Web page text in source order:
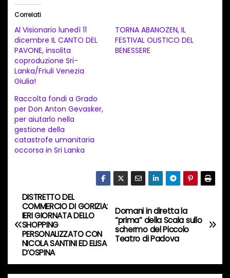
a
m
e
n
t
o
i
n
c
s
o
…
Correlati
Al Visionario lunedì 11
dicembre IL CANTO DEL
PAVONE, insolita
coproduzione Sri-
Lanka/Friuli Venezia
Giulia!
TORNA ABANOZEN, IL
FESTIVAL OLISTICO DEL
BENESSERE
Raccolta fondi a Grado
per Don Anton Gevasker,
per aiutarlo nella
gestione della
catastrofe umanitaria
occorsa in Sri Lanka
N
a
v
i
Domani in diretta la
“prima” della Scala sullo
schermo del Piccolo
Teatro di Padova
DISTRETTO DEL
COMMERCIO DI GORIZIA:
IERI GIORNATA DELLO
SHOPPING
PERSONALIZZATO CON
NICOLA SANTINI ED ELISA
D’OSPINA